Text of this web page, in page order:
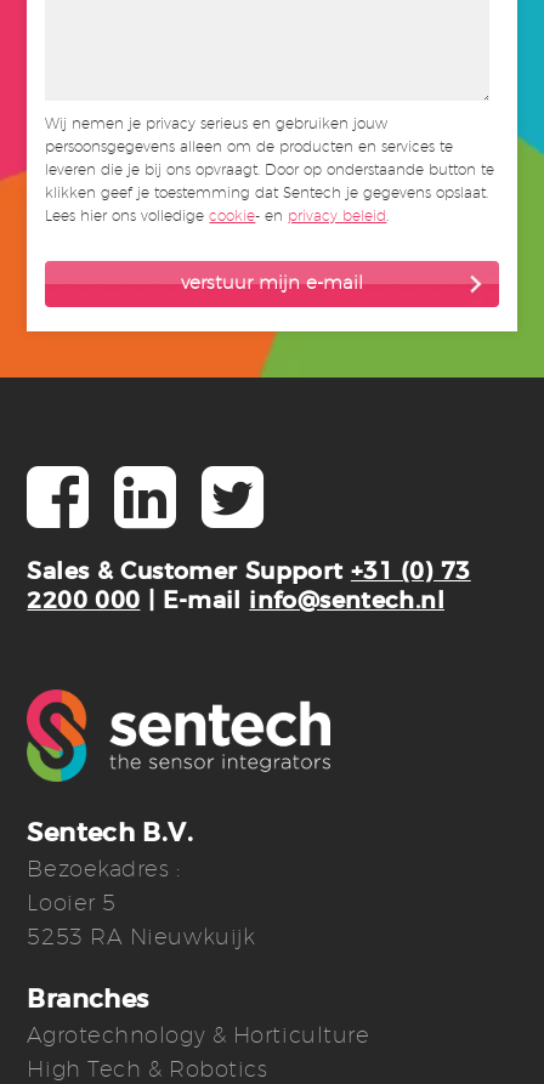
Wij nemen je privacy serieus en gebruiken jouw
persoonsgegevens alleen om de producten en services te
leveren die je bij ons opvraagt. Door op onderstaande button te
klikken geef je toestemming dat Sentech je gegevens opslaat.
Lees hier ons volledigecookie- en privacy beleid
Sales & Customer Support +31 (0) 73
2200 000 | E-mail info@sentech.nl
Sentech B.V.
Bezoekadres :
Looier 5
5253 RA Nieuwkuijk
Branches
Agrotechnology & Horticulture
High Tech & Robotics